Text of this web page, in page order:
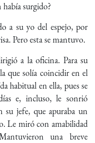
surgido?
a su yo del espejo, por
Pero esta se mantuvo.
a la oficina. Para su
que solía coincidir en el
habitual en ella, pues se
e, incluso, le sonrió
jefe, que apuraba un
Le miró con amabilidad
una breve